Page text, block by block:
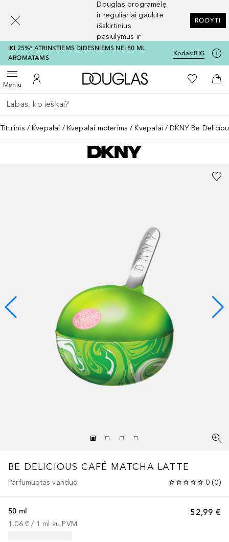
Douglas programėlę
ir reguliariai gaukite
išskirtinius
pasiūlymus ir
nuolaidas
RODYTI
IKI 25%* ATRINKTIEMS DIDESNIEMS NEI 80 ML
AROMATAMS
Kodas:BIG
MeniuAtidaryti meniuĮ mano paskyrą
Į Douglas pagrindinį
Į mano
Į
Grįžk atgal
Vykdykite paiešką
Titulinis Kvepalai Kvepalai moterims Kvepalai DKNY Be
BE DELICIOUS CAFÉ MATCHA LATTE
Parfumuotas vanduo 0 (0)
52,99 €
50 ml
1,06 € / 1 ml su PVM
[navigation.slideout.screenreader]